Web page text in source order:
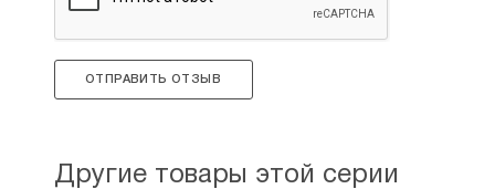
ОТПРАВИТЬ ОТЗЫВ
Другие товары этой серии